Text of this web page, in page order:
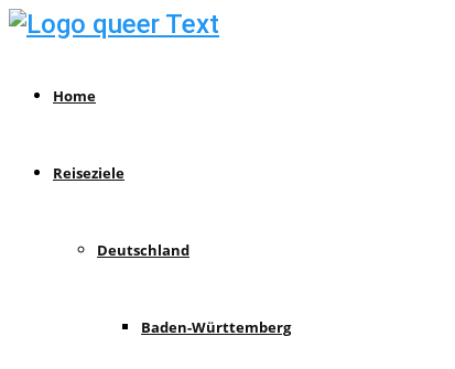
Home
Reiseziele
Deutschland
Baden-Württemberg